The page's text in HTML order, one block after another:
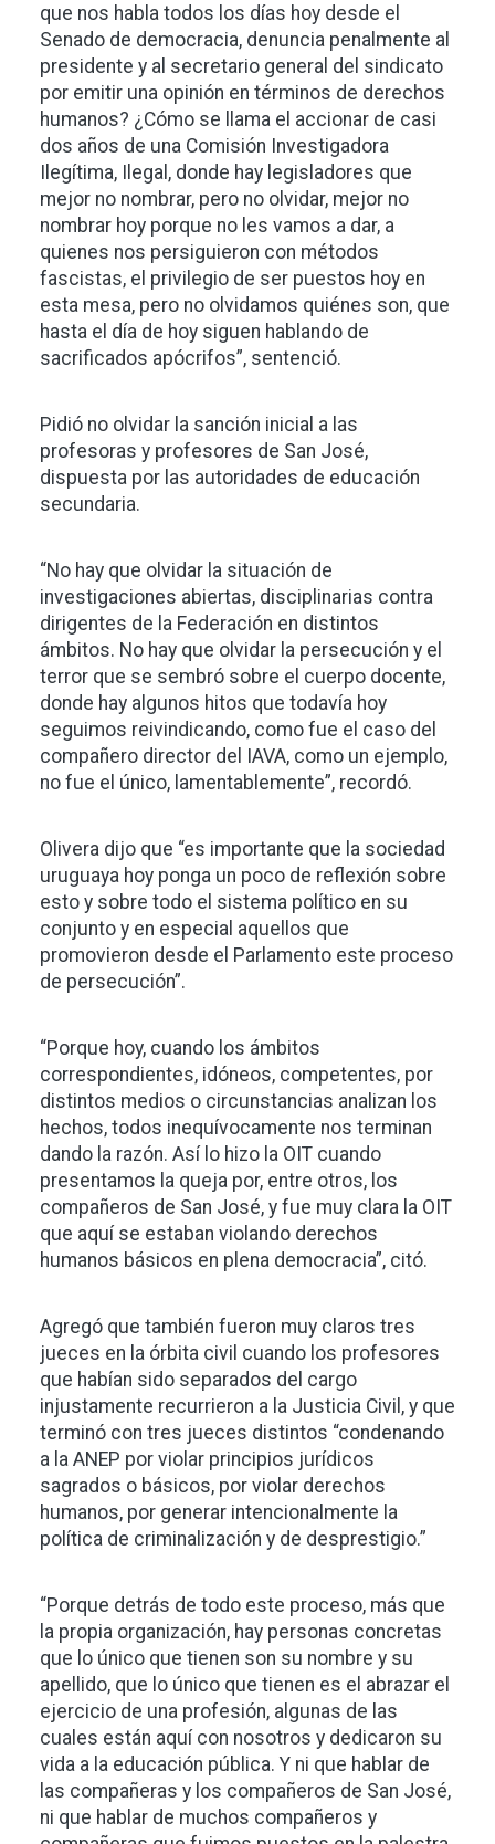
que nos habla todos los días hoy desde el
Senado de democracia, denuncia penalmente al
presidente y al secretario general del sindicato
por emitir una opinión en términos de derechos
humanos? ¿Cómo se llama el accionar de casi
dos años de una Comisión Investigadora
Ilegítima, Ilegal, donde hay legisladores que
mejor no nombrar, pero no olvidar, mejor no
nombrar hoy porque no les vamos a dar, a
quienes nos persiguieron con métodos
fascistas, el privilegio de ser puestos hoy en
esta mesa, pero no olvidamos quiénes son, que
hasta el día de hoy siguen hablando de
sacrificados apócrifos”, sentenció.
Pidió no olvidar la sanción inicial a las
profesoras y profesores de San José,
dispuesta por las autoridades de educación
secundaria.
“No hay que olvidar la situación de
investigaciones abiertas, disciplinarias contra
dirigentes de la Federación en distintos
ámbitos. No hay que olvidar la persecución y el
terror que se sembró sobre el cuerpo docente,
donde hay algunos hitos que todavía hoy
seguimos reivindicando, como fue el caso del
compañero director del IAVA, como un ejemplo,
no fue el único, lamentablemente”, recordó.
Olivera dijo que “es importante que la sociedad
uruguaya hoy ponga un poco de reflexión sobre
esto y sobre todo el sistema político en su
conjunto y en especial aquellos que
promovieron desde el Parlamento este proceso
de persecución”.
“Porque hoy, cuando los ámbitos
correspondientes, idóneos, competentes, por
distintos medios o circunstancias analizan los
hechos, todos inequívocamente nos terminan
dando la razón. Así lo hizo la OIT cuando
presentamos la queja por, entre otros, los
compañeros de San José, y fue muy clara la OIT
que aquí se estaban violando derechos
humanos básicos en plena democracia”, citó.
Agregó que también fueron muy claros tres
jueces en la órbita civil cuando los profesores
que habían sido separados del cargo
injustamente recurrieron a la Justicia Civil, y que
terminó con tres jueces distintos “condenando
a la ANEP por violar principios jurídicos
sagrados o básicos, por violar derechos
humanos, por generar intencionalmente la
política de criminalización y de desprestigio.”
“Porque detrás de todo este proceso, más que
la propia organización, hay personas concretas
que lo único que tienen son su nombre y su
apellido, que lo único que tienen es el abrazar el
ejercicio de una profesión, algunas de las
cuales están aquí con nosotros y dedicaron su
vida a la educación pública. Y ni que hablar de
las compañeras y los compañeros de San José,
ni que hablar de muchos compañeros y